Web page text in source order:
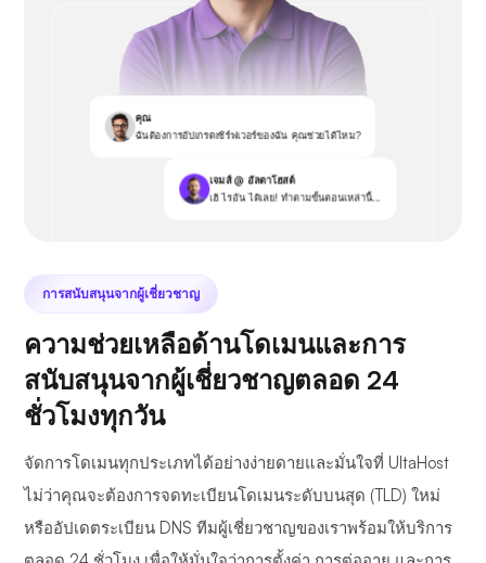
คุณ
ฉันต้องการอัปเกรดเซิร์ฟเวอร์ของฉัน คุณช่วยได้ไหม?
เจมส์ @ อัลตาโฮสต์
เฮ้ ไรอัน ได้เลย! ทำตามขั้นตอนเหล่านี้...
การสนับสนุนจากผู้เชี่ยวชาญ
ความช่วยเหลือด้านโดเมนและการ
สนับสนุนจากผู้เชี่ยวชาญตลอด 24
ชั่วโมงทุกวัน
จัดการโดเมนทุกประเภทได้อย่างง่ายดายและมั่นใจที่ UltaHost
ไม่ว่าคุณจะต้องการจดทะเบียนโดเมนระดับบนสุด (TLD) ใหม่
หรืออัปเดตระเบียน DNS ทีมผู้เชี่ยวชาญของเราพร้อมให้บริการ